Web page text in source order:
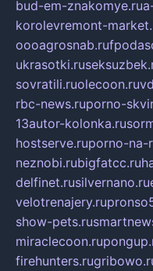
bud-em-znakomye.ru
korolevremont-
oooagrosnab.ru
ukrasotki.ru
sovratili.ruolecoon.ru
rbc-news.ruporno-
13autor-kolonka.ru
hostserve.ruporno-na-
neznobi.rubigfatcc.ru
delfinet.rusilvernano.ru
velotrenajery.ru
show-pets.ru
miraclecoon.ru
firehunters.ru